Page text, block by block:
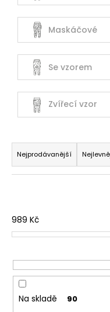
Maskáčové
Se vzorem
Zvířecí vzor
Ř
a
z
í
p
o
d
u
Nejprodávanější
989 Kč
Na skladě 90
e
e
n
o
p
o